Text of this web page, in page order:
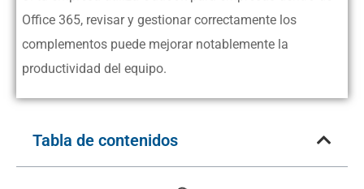
Office 365, revisar y gestionar correctamente los
complementos puede mejorar notablemente la
productividad del equipo.
Tabla de contenidos